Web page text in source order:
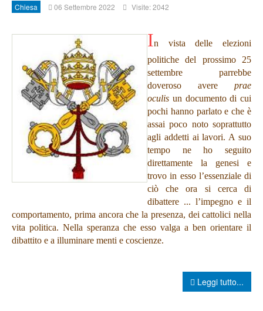
Chiesa 06 Settembre 2022 Visite: 2042
In vista delle elezioni
politiche del prossimo 25
settembre parrebbe
doveroso avere prae
oculis un documento di cui
pochi hanno parlato e che è
assai poco noto soprattutto
agli addetti ai lavori. A suo
tempo ne ho seguito
direttamente la genesi e
trovo in esso l’essenziale di
ciò che ora si cerca di
dibattere ... l’impegno e il
comportamento, prima ancora che la presenza, dei cattolici nella
vita politica. Nella speranza che esso valga a ben orientare il
dibattito e a illuminare menti e coscienze.
Leggi tutto...